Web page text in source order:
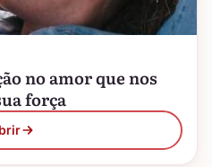
no amor que nos
força